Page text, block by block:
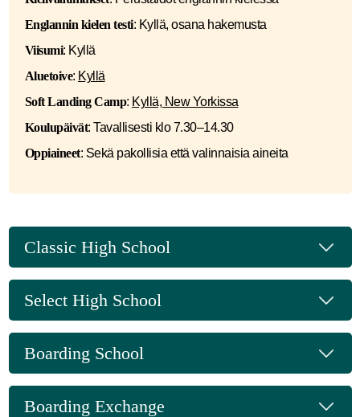
Englannin kielen testi: Kyllä, osana hakemusta
Viisumi: Kyllä
Aluetoive: Kyllä
Soft Landing Camp: Kyllä, New Yorkissa
Koulupäivät: Tavallisesti klo 7.30–14.30
Oppiaineet: Sekä pakollisia että valinnaisia aineita
Classic High School
Select High School
Boarding School
Boarding Exchange